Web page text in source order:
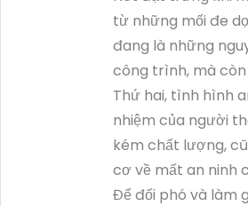
từ những mối đe
đang là những
công trình, mà
Thứ hai, tình hình
nhiệm của người
kém chất lượng,
cơ về mất an ninh
Để đối phó và làm